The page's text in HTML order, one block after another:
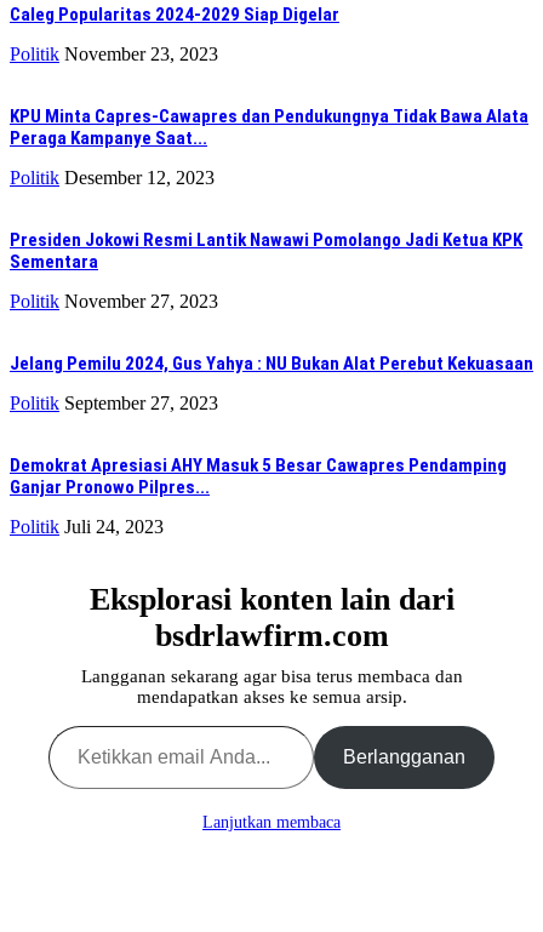
Caleg Popularitas 2024-2029 Siap Digelar
Politik November 23, 2023
KPU Minta Capres-Cawapres dan Pendukungnya Tidak Bawa Alata
Peraga Kampanye Saat...
Politik Desember 12, 2023
Presiden Jokowi Resmi Lantik Nawawi Pomolango Jadi Ketua KPK
Sementara
Politik November 27, 2023
Jelang Pemilu 2024, Gus Yahya : NU Bukan Alat Perebut Kekuasaan
Politik September 27, 2023
Demokrat Apresiasi AHY Masuk 5 Besar Cawapres Pendamping
Ganjar Pronowo Pilpres...
Politik Juli 24, 2023
Eksplorasi konten lain dari
bsdrlawfirm.com
Langganan sekarang agar bisa terus membaca dan
mendapatkan akses ke semua arsip.
Ketikkan email Anda...
Berlangganan
Lanjutkan membaca